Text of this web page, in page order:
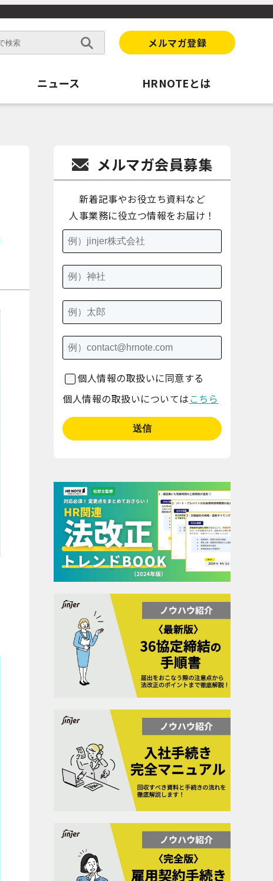
メルマガ登録
ニュース HRNOTEとは
メルマガ会員募集
新着記事やお役立ち資料など
人事業務に役立つ情報をお届け！
個人情報の取扱いに同意する
個人情報の取扱いについては こちら